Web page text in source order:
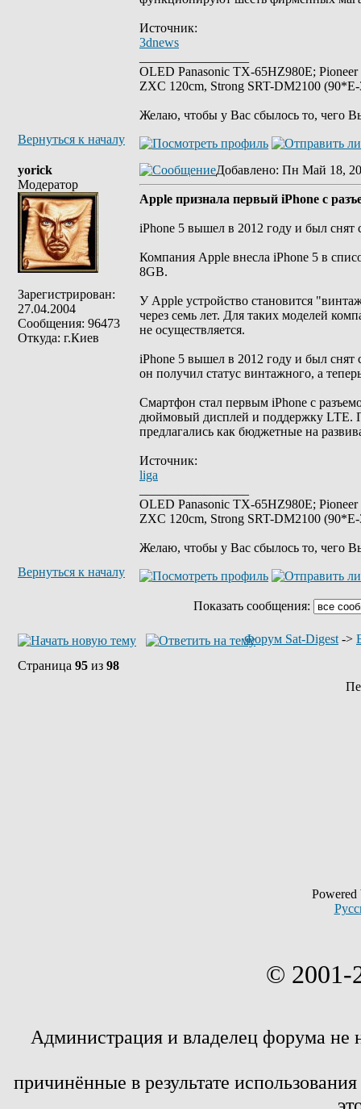
Источник:
3dnews
OLED Panasonic TX-65HZ980E;
ZXC 120cm, Strong SRT-DM2100
Желаю, чтобы у Вас сбылось то, чего
Вернуться к началу
yorick
Модератор
Зарегистрирован:
27.04.2004
Сообщения: 96473
Откуда: г.Киев
Добавлено: Пн Май 18,
Apple признала первый iPhone с
iPhone 5 вышел в 2012 году и был снят
Компания Apple внесла iPhone 5 в
8GB.
У Apple устройство становится
через семь лет. Для таких моделей
не осуществляется.
iPhone 5 вышел в 2012 году и был снят
он получил статус винтажного, а
Смартфон стал первым iPhone с
дюймовый дисплей и поддержку LTE.
предлагались как бюджетные на
Источник:
liga
OLED Panasonic TX-65HZ980E;
ZXC 120cm, Strong SRT-DM2100
Желаю, чтобы у Вас сбылось то, чего
Вернуться к началу
Показать сообщения:
Форум Sat-Digest ->
Страница 95 из 98
© 2001-
Администрация и владелец форума не
причинённые в результате